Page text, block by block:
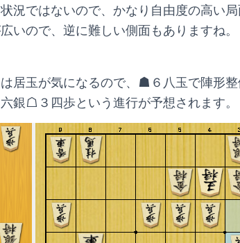
況ではないので、かなり自由度の高い
いので、逆に難しい側面もありますね。
居玉が気になるので、☗６八玉で陣形整
銀☖３四歩という進行が予想されます。